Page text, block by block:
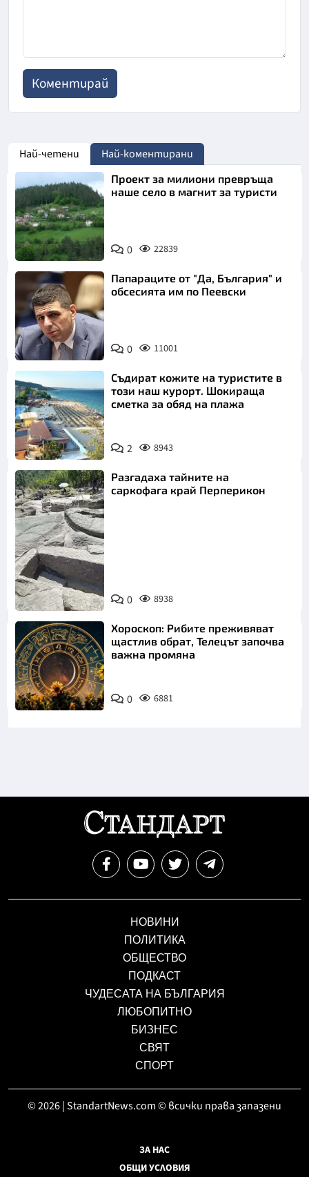
Най-четени Най-коментирани
Проект за милиони превръща
наше село в магнит за туристи
0 22839
Папараците от "Да, България" и
обсесията им по Пеевски
0 11001
Съдират кожите на туристите в
този наш курорт. Шокираща
сметка за обяд на плажа
2 8943
Снимка:
Bulgaria ON
AIR
Разгадаха тайните на
саркофага край Перперикон
0 8938
Хороскоп: Рибите преживяват
щастлив обрат, Телецът започва
важна промяна
0 6881
НОВИНИ
ПОЛИТИКА
ОБЩЕСТВО
ПОДКАСТ
ЧУДЕСАТА НА БЪЛГАРИЯ
ЛЮБОПИТНО
БИЗНЕС
СВЯТ
СПОРТ
© 2026 | StandartNews.com © всички права запазени
ЗА НАС
ОБЩИ УСЛОВИЯ